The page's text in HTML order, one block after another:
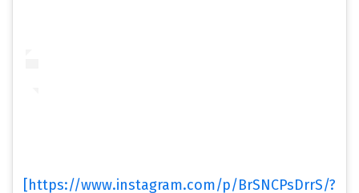
[https://www.instagram.com/p/BrSNCPsDrrS/?